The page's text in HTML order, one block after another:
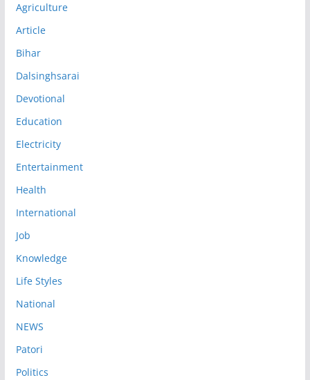
Agriculture
Article
Bihar
Dalsinghsarai
Devotional
Education
Electricity
Entertainment
Health
International
Job
Knowledge
Life Styles
National
NEWS
Patori
Politics